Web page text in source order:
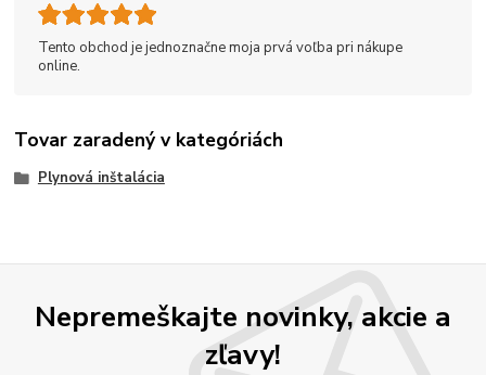
Tento obchod je jednoznačne moja prvá voľba pri nákupe
online.
Tovar zaradený v kategóriách
Plynová inštalácia
Nepremeškajte novinky, akcie a
zľavy!